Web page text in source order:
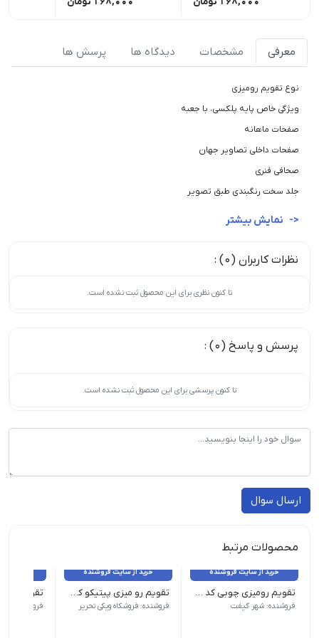
معرفی مشخصات دیدگاه ها پرسش ها
نوع تقویم رومیزی
ویژگی خاص پایه پلکسی، با جعبه
صفحات ماهانه
صفحات داخلی تصاویر جهان
صحافی فنری
جلد سخت رنگبندی طبق تصویر
نظرات کاربران (0) :
تا کنون نظری برای این محصول ثبت نشده است.
پرسش و پاسخ (0) :
تا کنون پرسشی برای این محصول ثبت نشده است.
ارسال سوال
محصولات مرتبط
خرید از سایت فروشنده
تقویم رومیزی چوبی کد TA-SH71
فروشنده: شهر گیفت
خرید از سایت فروشنده
تقویم رو میزی پیتیکو کد ۷۷۸ وزن 50 گرم نام محصول| تقویم رو میزی پیتیکو کد 778| ابعاد 12×12| نوع صحافی| فنری
فروشنده: فروشکاه ویکی تحریر
وزن 5 گرم | نام محصول: تقویم دیواری 1405 10 برگی | ابعاد: 49×33 سانتیمتر | سایر مشخصات: طراحی جدید
فروشنده: